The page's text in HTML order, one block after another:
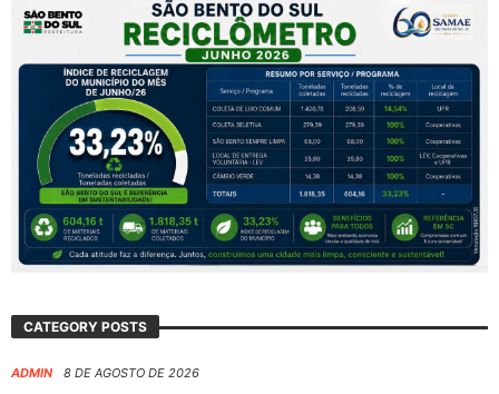
CATEGORY POSTS
ADMIN 8 DE AGOSTO DE 2026